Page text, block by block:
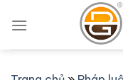
qua